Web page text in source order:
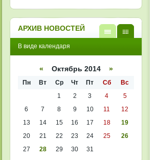
АРХИВ НОВОСТЕЙ
кален
списк
В виде календаря
« Октябрь 2014 »
Пн Вт Ср Чт Пт Сб
Вс
1
2 3 4
5
6
7 8 9 10 11
12
13
14 15 16 17 18
19
20
21 22 23 24 25
26
27
28 29 30 31